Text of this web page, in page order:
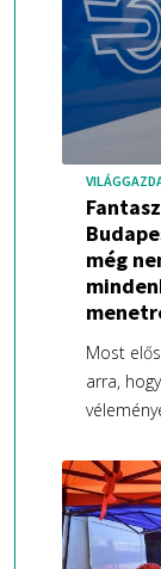
még
Most
arra,